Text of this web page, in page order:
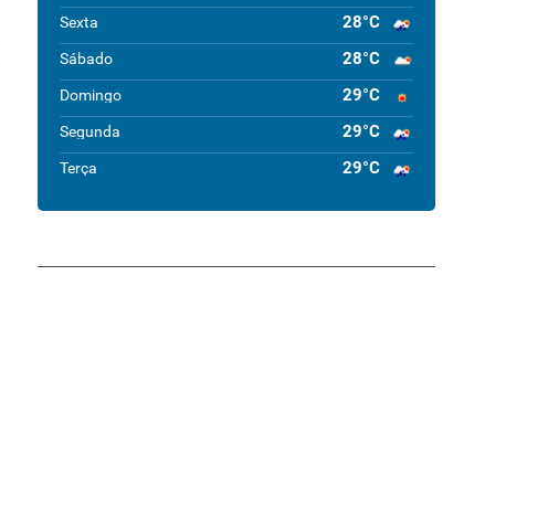
Sexta 28°C
Sábado 28°C
Domingo 29°C
Segunda 29°C
Terça 29°C